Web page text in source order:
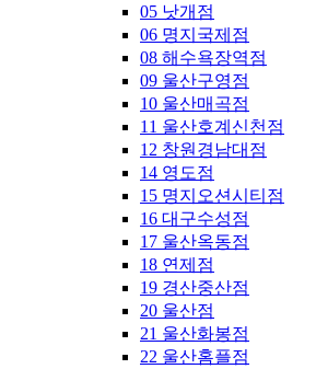
05 낫개점
06 명지국제점
08 해수욕장역점
09 울산구영점
10 울산매곡점
11 울산호계신천점
12 창원경남대점
14 영도점
15 명지오션시티점
16 대구수성점
17 울산옥동점
18 연제점
19 경산중산점
20 울산점
21 울산화봉점
22 울산홈플점